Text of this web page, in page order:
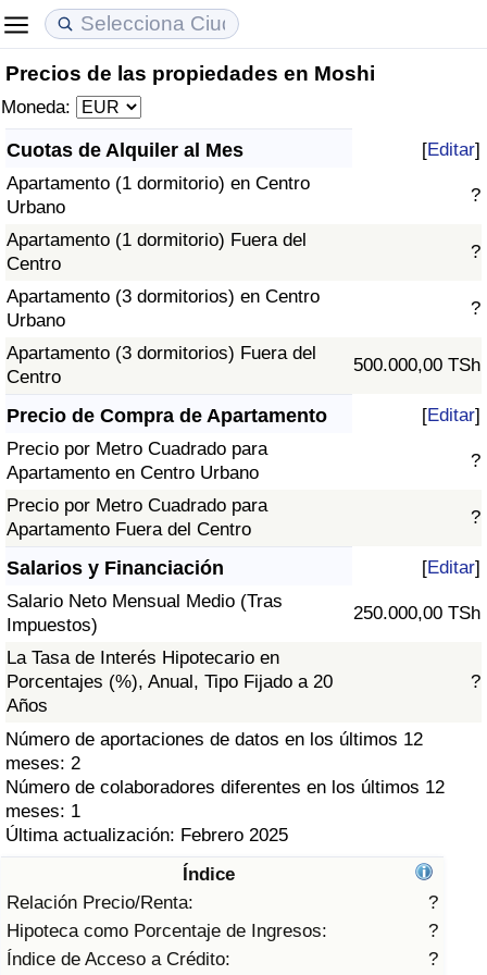
Precios de las propiedades en Moshi
Moneda:
Cuotas de Alquiler al Mes [Editar]
Apartamento (1 dormitorio) en Centro
Urbano
?
Apartamento (1 dormitorio) Fuera del
Centro
?
Apartamento (3 dormitorios) en Centro
Urbano
?
Apartamento (3 dormitorios) Fuera del
Centro
500.000,00 TSh
Precio de Compra de Apartamento [Editar]
Precio por Metro Cuadrado para
Apartamento en Centro Urbano
?
Precio por Metro Cuadrado para
Apartamento Fuera del Centro
?
Salarios y Financiación [Editar]
Salario Neto Mensual Medio (Tras
Impuestos)
250.000,00 TSh
La Tasa de Interés Hipotecario en
Porcentajes (%), Anual, Tipo Fijado a 20
Años
?
Número de aportaciones de datos en los últimos 12
meses: 2
Número de colaboradores diferentes en los últimos 12
meses: 1
Última actualización: Febrero 2025
Índice
Relación Precio/Renta:
?
Hipoteca como Porcentaje de Ingresos:
?
Índice de Acceso a Crédito:
?
Coste de vida
Índice de Costo de Vida (Actual)
Índice de Costo de Vida
Índice de costo de vida por país
en aqaba
Precios de las propiedades
Índice de Precios de Inmuebles (Actual)
Índice de Precios de Inmuebles
Índice de Precios de Inmuebles por País
Calidad de Vida
Índice de Calidad de Vida
Índice de Calidad de Vida (Actual)
Índice de calidad de vida por país
Delincuencia
Calificación del Índice de Criminalidad
(Actual)
Índice de Criminalidad
Índice de criminalidad por país
Índice de Sanidad (Actual)
Índice de Sanidad
Índice de Sanidad por País
Contaminación
Índice de Contaminación (Actual)
Índice de contaminación
Índice de Contaminación por País